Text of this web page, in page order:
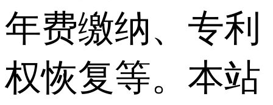
年费缴纳、专利
权恢复等。本站